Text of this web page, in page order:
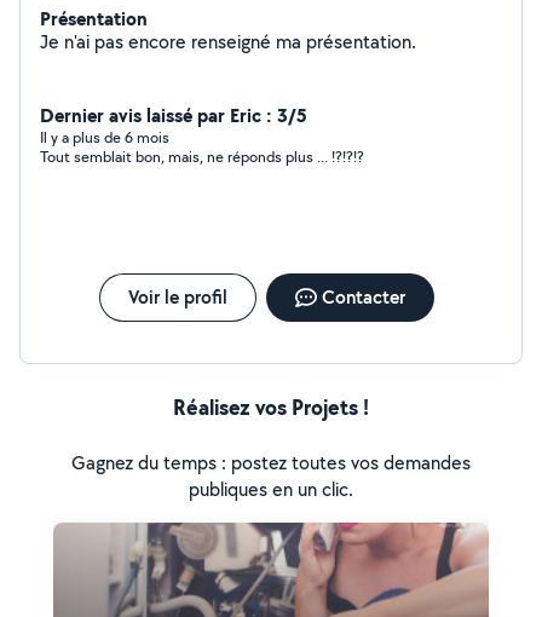
Présentation
Je n'ai pas encore renseigné ma présentation.
Dernier avis laissé par Eric : 3/5
Il y a plus de 6 mois
Tout semblait bon, mais, ne réponds plus ... !?!?!?
Voir le profil Contacter
Réalisez vos Projets !
Gagnez du temps : postez toutes vos demandes
publiques en un clic.